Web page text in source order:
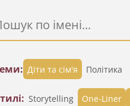
Діти та сім'я Політика
Storytelling One-Liner